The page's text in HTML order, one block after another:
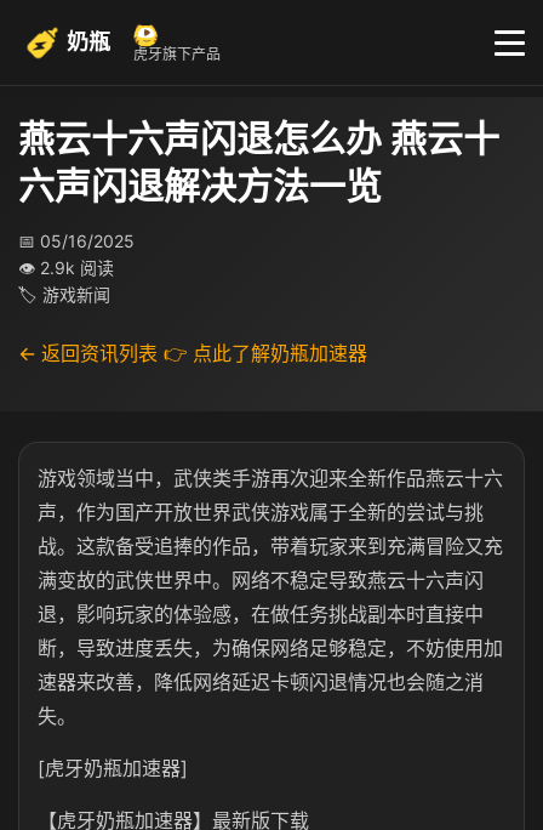
奶瓶 虎牙旗下产品
燕云十六声闪退怎么办 燕云十
六声闪退解决方法一览
📅 05/16/2025
👁 2.9k 阅读
🏷 游戏新闻
← 返回资讯列表 👉 点此了解奶瓶加速器
游戏领域当中，武侠类手游再次迎来全新作品燕云十六
声，作为国产开放世界武侠游戏属于全新的尝试与挑
战。这款备受追捧的作品，带着玩家来到充满冒险又充
满变故的武侠世界中。网络不稳定导致燕云十六声闪
退，影响玩家的体验感，在做任务挑战副本时直接中
断，导致进度丢失，为确保网络足够稳定，不妨使用加
速器来改善，降低网络延迟卡顿闪退情况也会随之消
失。
[虎牙奶瓶加速器]
【虎牙奶瓶加速器】最新版下载